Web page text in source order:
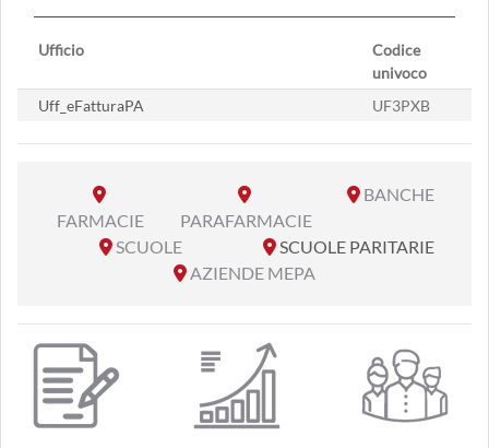
Ufficio
Codice
univoco
Uff_eFatturaPA
UF3PXB
FARMACIE PARAFARMACIE
BANCHE
SCUOLE
SCUOLE PARITARIE
AZIENDE MEPA